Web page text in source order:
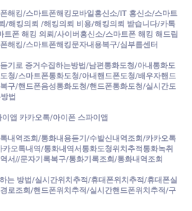
해킹/스마트폰해킹모바일흥신소/IT 흥신소/스마트
/해킹의뢰 /해킹의뢰 비용/해킹의뢰 받습니다/카톡
폰 해킹 의뢰/사이버흥신소/스마트폰 해킹 해드립
해킹/스마트폰해킹문자내용복구/심부름센터
기로 증거수집하는방법/남편통화도청/아내통화도
청/스마트폰통화도청/아내핸드폰도청/배우자핸드
구/핸드폰음성통화도청/핸드폰통화도청/실시간도
법
앱 카카오톡/아이폰 스파이앱
내역조회/통화내용듣기/수발신내역조회/카카오톡
오톡내역/통화내역서통화도청위치추적통화녹취
서//문자기록복구/통화기록조회/통화내역조회
는 방법/실시간위치추적/휴대폰위치추적/휴대폰실
로조회/핸드폰위치추적/실시간핸드폰위치추적/구